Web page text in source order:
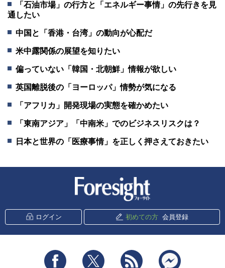
「石油市場」の行方と「エネルギー事情」の先行きを見
通したい
中国と「香港・台湾」の動向が心配だ
米中露関係の展望を知りたい
偏っていない「韓国・北朝鮮」情報が欲しい
英国離脱後の「ヨーロッパ」情勢が気になる
「アフリカ」開発現場の実態を確かめたい
「東南アジア」「中南米」でのビジネスリスクは？
日本と世界の「医療事情」を正しく押さえておきたい
ログイン 初めての方 会員登録
Facebook Twitter RSS